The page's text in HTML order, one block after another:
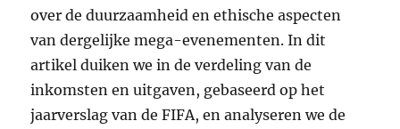
over de duurzaamheid en ethische aspecten
van dergelijke mega-evenementen. In dit
artikel duiken we in de verdeling van de
inkomsten en uitgaven, gebaseerd op het
jaarverslag van de FIFA, en analyseren we de